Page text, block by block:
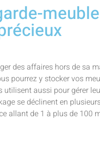
des affaires hors de sa
pourrez y stocker vos
aussi pour gérer
se déclinent en
allant de 1 à plus de 100